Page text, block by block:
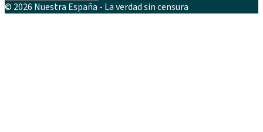
© 2026 Nuestra España - La verdad sin censura